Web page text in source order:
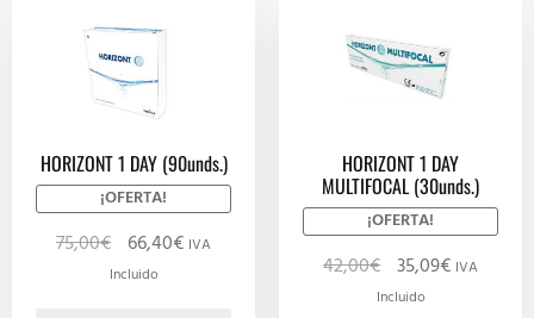
HORIZONT 1 DAY (90unds.)
¡OFERTA!
75,00€ 66,40€ IVA
Incluido
HORIZONT 1 DAY
MULTIFOCAL (30unds.)
¡OFERTA!
42,00€ 35,09€ IVA
Incluido